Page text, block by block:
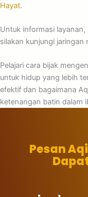
Hayat.
Untuk informasi
silakan kunjungi jaringan
Pelajari cara bijak
untuk hidup yang lebih
efektif dan bagaimana
ketenangan batin dalam
Pesan